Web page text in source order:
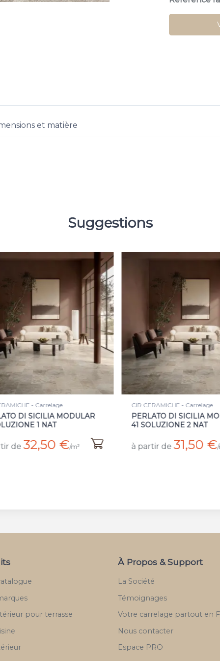
et matière
Suggestions
- Carrelage
DI SICILIA MODULAR
1 NAT
de 32,50 €/m²
CIR CERAMICHE - Carrelage
PERLATO DI SICILIA
41 SOLUZIONE 2 NAT
à partir de 31,50 €/
pour terrasse
À Propos & Support
La Société
Témoignages
Votre carrelage partout en
Nous contacter
Espace PRO